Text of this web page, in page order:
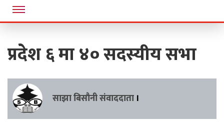
Bisaunee
प्रदेश ६ मा ४० सदस्यीय सभा
साझा बिसौनी संवाददाता ।